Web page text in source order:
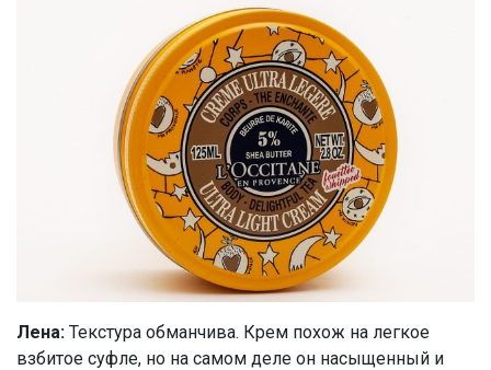
Лена: Текстура обманчива. Крем похож на легкое
взбитое суфле, но на самом деле он насыщенный и